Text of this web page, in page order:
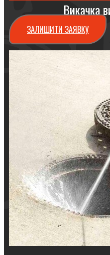
Викачка
ЗАЛИШИТИ ЗАЯВКУ